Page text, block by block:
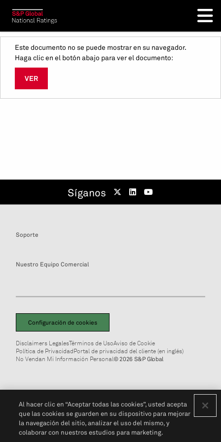
Este documento no se puede mostrar en su navegador.
Haga clic en el botón abajo para ver el documento:
VER
Síganos
Soporte
Nuestro Equipo Comercial
Configuración de cookies
Disclaimers LegalesTérminos de UsoAviso de Cookie
Política de PrivacidadPortal de privacidad del cliente (en inglés)
No Vendan Mi Información Personal© 2026 S&P Global
Al hacer clic en “Aceptar todas las cookies”, usted acepta
que las cookies se guarden en su dispositivo para mejorar
la navegación del sitio, analizar el uso del mismo, y
colaborar con nuestros estudios para marketing.